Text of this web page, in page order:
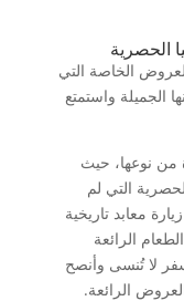
الحصرية
الخاصة التي
الجميلة واستمتع
من نوعها، حيث
التي لم
معابد تاريخية
الرائعة
سفر لا تُنسى وأنصح
الرائعة.